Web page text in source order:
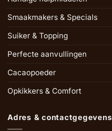
Smaakmakers & Specials
Suiker & Topping
Perfecte aanvullingen
Cacaopoeder
Opkikkers & Comfort
Adres & contactgegevens